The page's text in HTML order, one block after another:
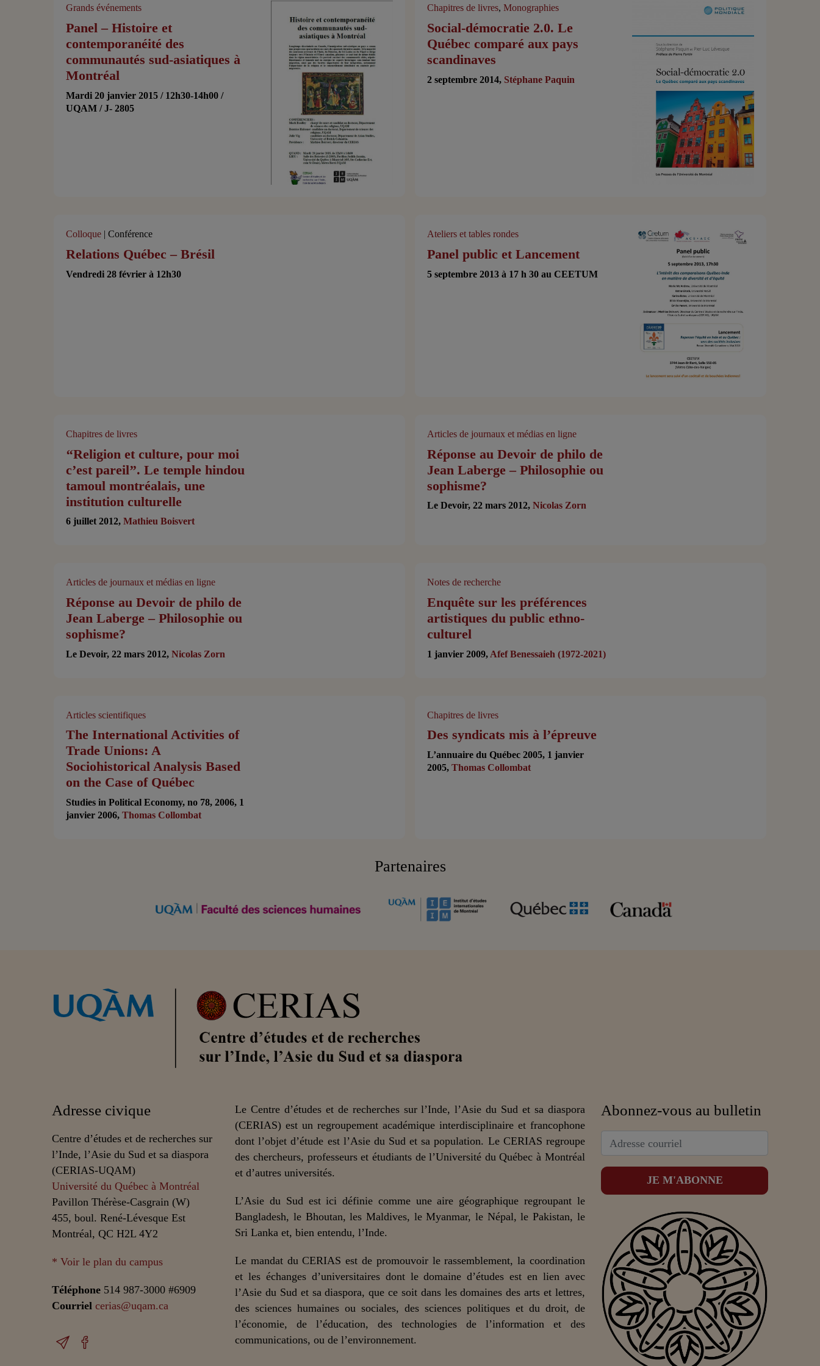
Grands événements
Panel – Histoire et
contemporanéité des
communautés sud-asiatiques à
Montréal
Mardi 20 janvier 2015 / 12h30-14h00 /
UQAM / J- 2805
Chapitres de livres,Monographies
Social-démocratie 2.0. Le
Québec comparé aux pays
scandinaves
2 septembre 2014, Stéphane Paquin
Colloque | Conférence
Relations Québec – Brésil
Vendredi 28 février à 12h30
Ateliers et tables rondes
Panel public et Lancement
5 septembre 2013 à 17 h 30 au CEETUM
Chapitres de livres
‘‘Religion et culture, pour moi
c’est pareil’’. Le temple hindou
tamoul montréalais, une
institution culturelle
6 juillet 2012,Mathieu Boisvert
Articles de journaux et médias en ligne
Réponse au Devoir de philo de
Jean Laberge – Philosophie ou
sophisme?
Le Devoir, 22 mars 2012,Nicolas Zorn
Articles de journaux et médias en ligne
Réponse au Devoir de philo de
Jean Laberge – Philosophie ou
sophisme?
Le Devoir, 22 mars 2012,Nicolas Zorn
Notes de recherche
Enquête sur les préférences
artistiques du public ethno-
culturel
1 janvier 2009, Afef Benessaieh (1972-2021)
Articles scientifiques
The International Activities of
Trade Unions: A
Sociohistorical Analysis Based
on the Case of Québec
Studies in Political Economy, no 78, 2006, 1
janvier 2006,Thomas Collombat
Chapitres de livres
Des syndicats mis à l’épreuve
L’annuaire du Québec 2005, 1 janvier
2005,Thomas Collombat
Partenaires
Adresse civique
Centre d’études et de recherches sur
l’Inde, l’Asie du Sud et sa diaspora
(CERIAS-UQAM)
Université du Québec à Montréal
Pavillon Thérèse-Casgrain (W)
455, boul. René-Lévesque Est
Montréal, QC H2L 4Y2
* Voir le plan du campus
Téléphone 514 987-3000 #6909
Courriel cerias@uqam.ca
Le Centre d’études et de recherches sur l’Inde, l’Asie du Sud et sa diaspora
(CERIAS) est un regroupement académique interdisciplinaire et francophone
dont l’objet d’étude est l’Asie du Sud et sa population. Le CERIAS regroupe
des chercheurs, professeurs et étudiants de l’Université du Québec à Montréal
et d’autres universités.
L’Asie du Sud est ici définie comme une aire géographique regroupant le
Bangladesh, le Bhoutan, les Maldives, le Myanmar, le Népal, le Pakistan, le
Sri Lanka et, bien entendu, l’Inde.
Le mandat du CERIAS est de promouvoir le rassemblement, la coordination
et les échanges d’universitaires dont le domaine d’études est en lien avec
l’Asie du Sud et sa diaspora, que ce soit dans les domaines des arts et lettres,
des sciences humaines ou sociales, des sciences politiques et du droit, de
l’économie, de l’éducation, des technologies de l’information et des
communications, ou de l’environnement.
Abonnez-vous au bulletin